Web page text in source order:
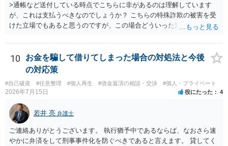
>通帳など送付している時点でこちらに非があるのは理解しています
が、これは支払うべきなのでしょうか？ こちらの特殊詐欺の被害を受
けた立場でもあると思うのですが、この場合どういった対処が必要で
がいいとは思います。 そもそも、特殊詐欺関係なく旦那さんの行為
は法に触れる可能性もあります。 ＞100万を支払わず穏便に和解する
ことは可能でしょうか？ →一般的には難しいです。相談者さんも１０
０万円の被害を受けたとして、１円も払わないで和解したいと言われ
たら、 できるだけ重い刑罰を与えて欲しい、と思われるのではない
でしょうか。 ＞弁護士さんに入ってもらうことで支払額が下がること
はありますか？ そこはあり得ます、ただ、弁護士費用かけるならその
分賠償に回すことも考えられるので、 兼ね合いは考えてみましょう。
10
お金を騙して借りてしまった場合の対処法と今後
の対応策
#自己破産 #任意整理 #個人再生 #借金返済の相談・交渉 #個人・プライベート
2026年7月15日 役にたった 4
若井 亮 弁護士
ご連絡ありがとうございます。 執行猶予中であるならば、なおさら速
やかに弁済をして刑事事件化を防ぐべきであると言えます。 貸してく